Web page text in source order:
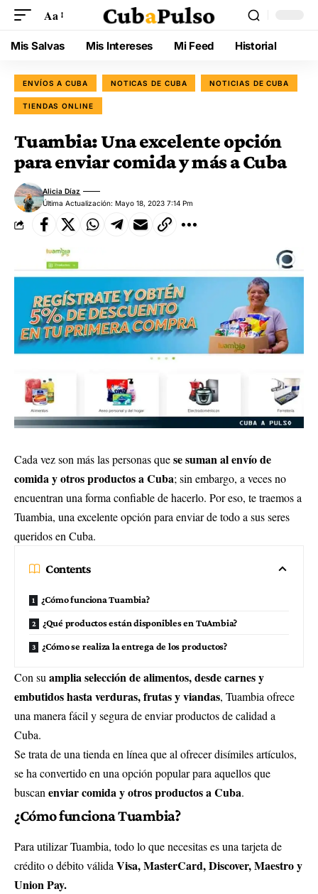
Aa
Mis Salvas Mis Intereses Mi Feed Historial
ENVÍOS A CUBA NOTICAS DE CUBA NOTICIAS DE CUBA
TIENDAS ONLINE
Tuambia: Una excelente opción
para enviar comida y más a Cuba
Última Actualización: Mayo 18, 2023 7:14 Pm
Alicia Díaz
Cada vez son más las personas quese suman al envío de
comida y otros productos a Cuba; sin embargo, a veces no
encuentran una forma confiable de hacerlo. Por eso, te traemos a
Tuambia, una excelente opción para enviar de todo a sus seres
queridos en Cuba.
Contents
¿Cómo funciona Tuambia?
¿Qué productos están disponibles en TuAmbia?
¿Cómo se realiza la entrega de los productos?
Con su amplia selección de alimentos, desde carnes y
embutidos hasta verduras, frutas y viandas, Tuambia ofrece
una manera fácil y segura de enviar productos de calidad a
Cuba.
Se trata de una tienda en línea que al ofrecer disímiles artículos,
se ha convertido en una opción popular para aquellos que
buscan enviar comida y otros productos a Cuba.
¿Cómo funciona Tuambia?
Para utilizar Tuambia, todo lo que necesitas es una tarjeta de
crédito o débito válida Visa, MasterCard, Discover, Maestro y
Union Pay.